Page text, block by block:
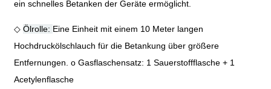
ein schnelles Betanken der Geräte ermöglicht.
◇Ölrolle: Eine Einheit mit einem 10 Meter langen
Hochdruckölschlauch für die Betankung über größere
Entfernungen. o Gasflaschensatz: 1 Sauerstoffflasche + 1
Acetylenflasche